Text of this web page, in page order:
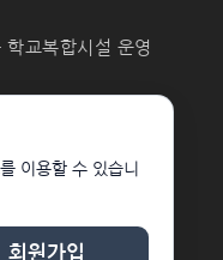
교복합시설 운영
이용할 수 있습니
회원가입